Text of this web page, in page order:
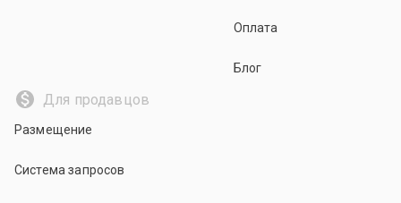
Оплата
Блог
Для продавцов
Размещение
Система запросов